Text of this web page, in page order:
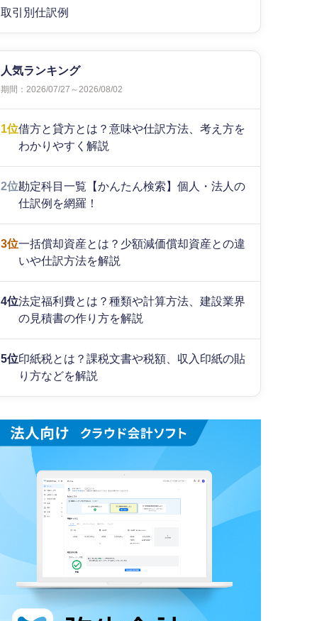
取引別仕訳例
人気ランキング
期間：2026/07/27～2026/08/02
1位借方と貸方とは？意味や仕訳方法、考え方を
わかりやすく解説
2位勘定科目一覧【かんたん検索】個人・法人の
仕訳例を網羅！
3位一括償却資産とは？少額減価償却資産との違
いや仕訳方法を解説
4位法定福利費とは？種類や計算方法、建設業界
の見積書の作り方を解説
5位印紙税とは？課税文書や税額、収入印紙の貼
り方などを解説